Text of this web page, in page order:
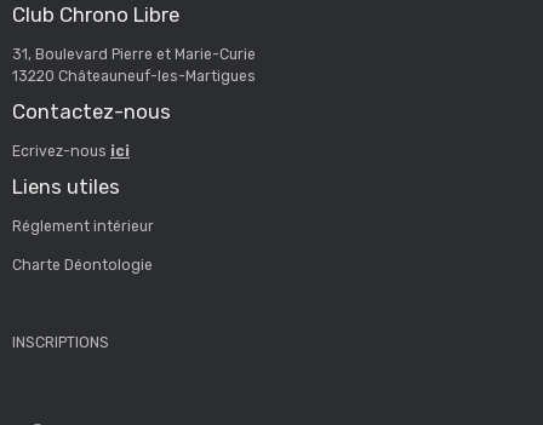
Club Chrono Libre
31, Boulevard Pierre et Marie-Curie
13220 Châteauneuf-les-Martigues
Contactez-nous
Ecrivez-nous ici
Liens utiles
Réglement intérieur
Charte Déontologie
INSCRIPTIONS